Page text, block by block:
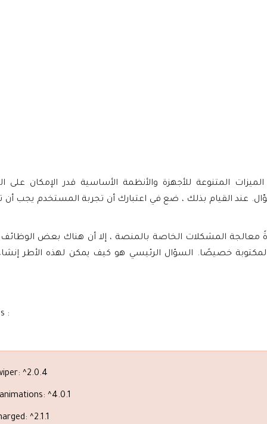
المتنوعة للأجهزة والأنظمة الأساسية قدر الإمكان على
عند القيام بذلك ، ضع في اعتبارك أن تجربة المستخدم يجب
معالجة المشكلات الخاصة بالمنصة ، إلا أن هناك بعض الوظائف
المكتوبة خصيصًا. السؤال الرئيسي هو كيف يمكن لهذه الأطر
:
^2.0.4
^4.0.1
^2.1.1